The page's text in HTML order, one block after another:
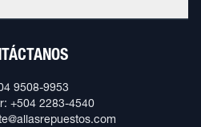
9508-9953
+504 2283-4540